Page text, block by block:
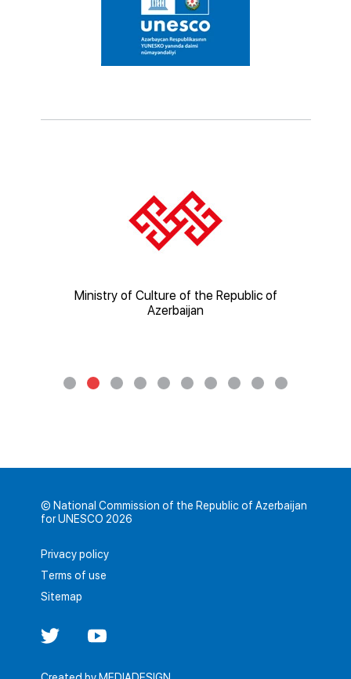
Ministry of Culture of the Republic of
Azerbaijan
© National Commission of the Republic of Azerbaijan
for UNESCO 2026
Privacy policy
Terms of use
Sitemap